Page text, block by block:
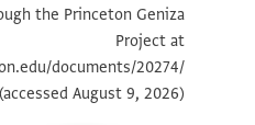
بيان أذونات الصورة
the Princeton Geniza
Project at
documents/20274/
(accessed August 9, 2026).